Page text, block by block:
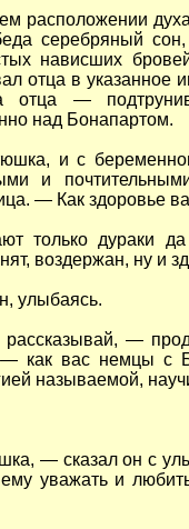
расположении
серебряный
нависших
отца в указанное
отца —
над Бонапартом.
и с
и
— Как здоровье
только дураки
воздержан, ну и
улыбаясь.
—
как вас немцы с
называемой,
— сказал он с
уважать и